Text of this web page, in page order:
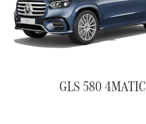
GLS 580 4MATIC